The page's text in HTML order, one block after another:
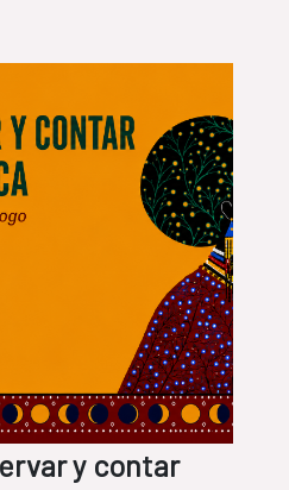
y contar